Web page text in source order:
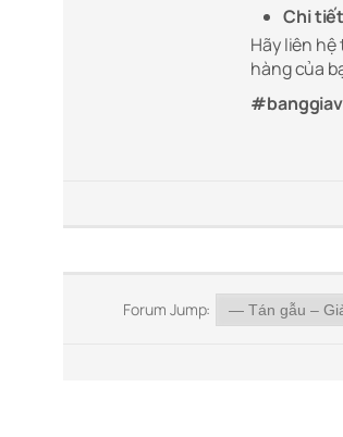
Chi
Hãy liên
hàng của
Forum Jump: